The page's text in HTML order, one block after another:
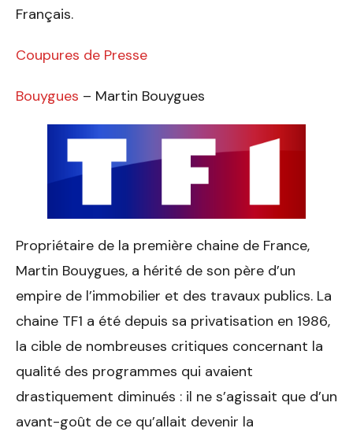
Français.
Coupures de Presse
Bouygues – Martin Bouygues
Propriétaire de la première chaine de France,
Martin Bouygues, a hérité de son père d’un
empire de l’immobilier et des travaux publics. La
chaine TF1 a été depuis sa privatisation en 1986,
la cible de nombreuses critiques concernant la
qualité des programmes qui avaient
drastiquement diminués : il ne s’agissait que d’un
avant-goût de ce qu’allait devenir la